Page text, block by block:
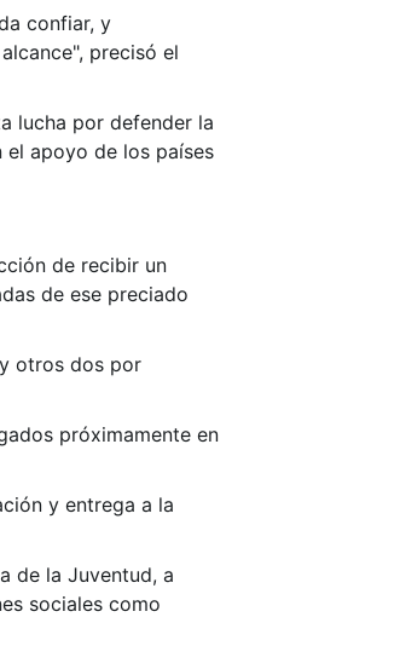
confiar, y
precisó el
lucha por defender la
apoyo de los países
de recibir un
de ese preciado
otros dos por
próximamente en
y entrega a la
de la Juventud, a
sociales como